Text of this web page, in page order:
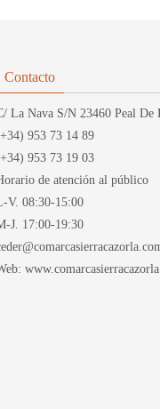
Contacto
La Nava S/N 23460 Peal De
953 73 14 89
953 73 19 03
de atención al público
V. 08:30-15:00
J. 17:00-19:30